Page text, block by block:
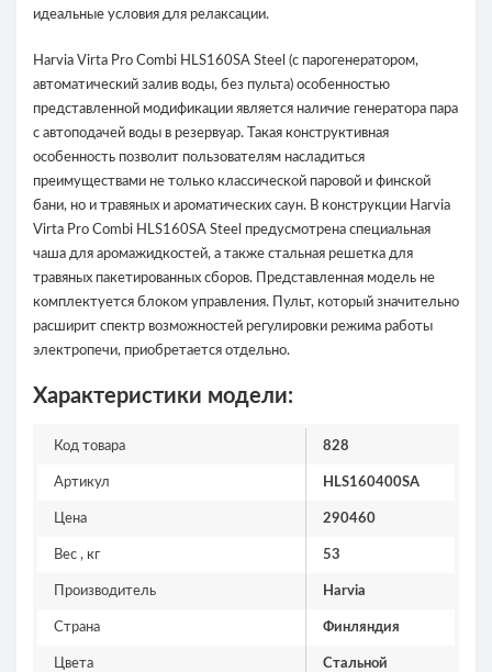
идеальные условия для релаксации.
Harvia Virta Pro Combi HLS160SA Steel (с парогенератором,
автоматический залив воды, без пульта) особенностью
представленной модификации является наличие генератора пара
с автоподачей воды в резервуар. Такая конструктивная
особенность позволит пользователям насладиться
преимуществами не только классической паровой и финской
бани, но и травяных и ароматических саун. В конструкции Harvia
Virta Pro Combi HLS160SA Steel предусмотрена специальная
чаша для аромажидкостей, а также стальная решетка для
травяных пакетированных сборов. Представленная модель не
комплектуется блоком управления. Пульт, который значительно
расширит спектр возможностей регулировки режима работы
электропечи, приобретается отдельно.
Характеристики модели:
Код товара 828
Артикул HLS160400SA
Цена 290460
Вес , кг 53
Производитель Harvia
Страна Финляндия
Цвета Стальной